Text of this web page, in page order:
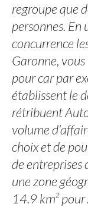
regroupe que
personnes. En
concurrence
Garonne,
pour car par
établissent le
rétribuent
volume
choix et de
de entreprises
une zone
14.9 km²